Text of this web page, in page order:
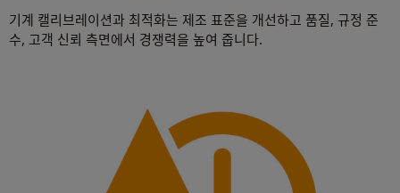
기계 캘리브레이션과 최적화는 제조 표준을 개선하고 품질, 규정 준
수, 고객 신뢰 측면에서 경쟁력을 높여 줍니다.